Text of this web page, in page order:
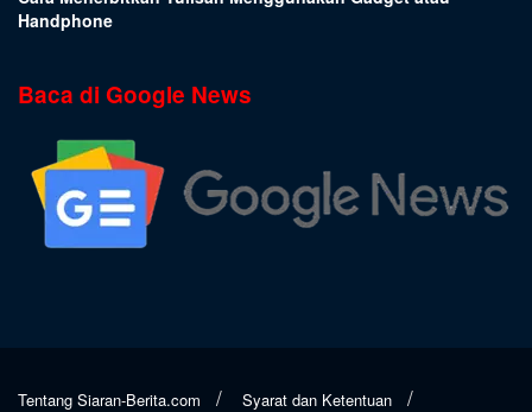
Handphone
Baca di Google News
Tentang Siaran-Berita.com Syarat dan Ketentuan